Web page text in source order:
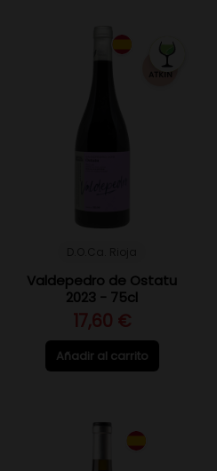
92
ATKIN
Valdepedro de Ostatu
2023 - 75cl
17,60 €
Añadir al carrito